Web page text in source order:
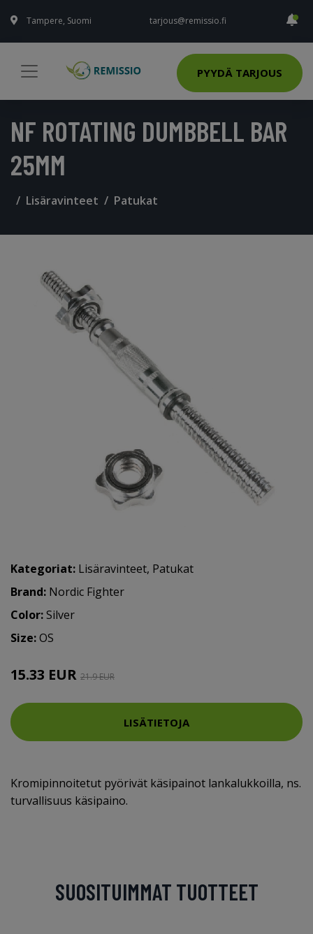
Tampere, Suomi tarjous@remissio.fi
PYYDÄ TARJOUS
NF ROTATING DUMBBELL BAR
25MM
Lisäravinteet Patukat
Kategoriat: Lisäravinteet, Patukat
Brand: Nordic Fighter
Color:Silver
Size:OS
15.33 EUR 21.9 EUR
LISÄTIETOJA
Kromipinnoitetut pyörivät käsipainot lankalukkoilla, ns.
turvallisuus käsipaino.
SUOSITUIMMAT TUOTTEET